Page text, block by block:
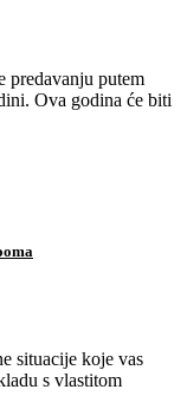
predavanju putem
Ova godina će biti
situacije koje vas
s vlastitom